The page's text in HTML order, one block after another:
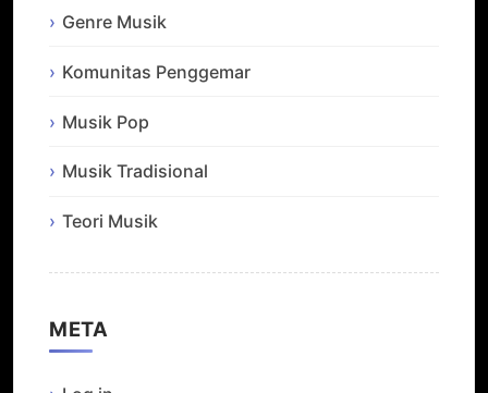
Genre Musik
Komunitas Penggemar
Musik Pop
Musik Tradisional
Teori Musik
META